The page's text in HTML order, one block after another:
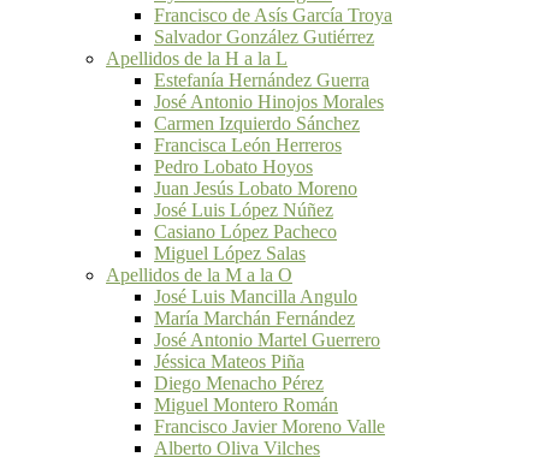
Francisco de Asís García Troya
Salvador González Gutiérrez
Apellidos de la H a la L
Estefanía Hernández Guerra
José Antonio Hinojos Morales
Carmen Izquierdo Sánchez
Francisca León Herreros
Pedro Lobato Hoyos
Juan Jesús Lobato Moreno
José Luis López Núñez
Casiano López Pacheco
Miguel López Salas
Apellidos de la M a la O
José Luis Mancilla Angulo
María Marchán Fernández
José Antonio Martel Guerrero
Jéssica Mateos Piña
Diego Menacho Pérez
Miguel Montero Román
Francisco Javier Moreno Valle
Alberto Oliva Vilches